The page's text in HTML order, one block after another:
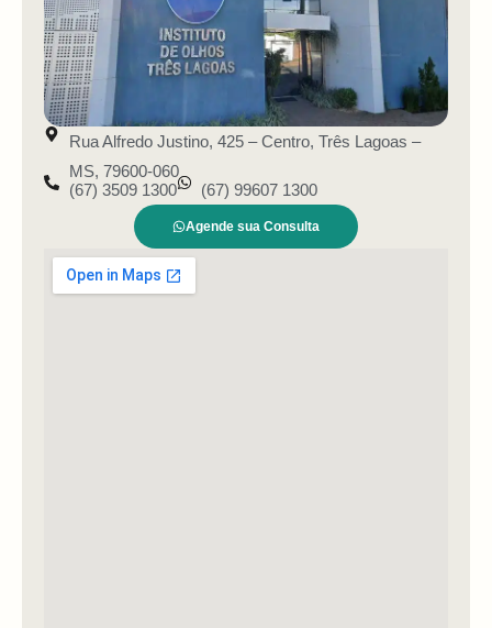
Rua Alfredo Justino, 425 – Centro, Três Lagoas –
MS, 79600-060
(67) 3509 1300
(67) 99607 1300
Agende sua Consulta